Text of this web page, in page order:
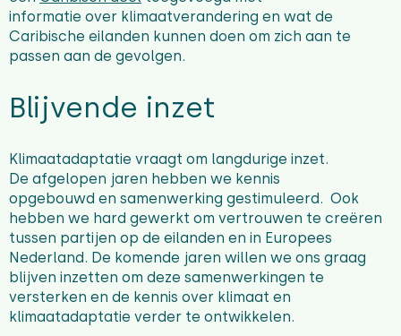
informatie over klimaatverandering en wat de
Caribische eilanden kunnen doen om zich aan te
passen aan de gevolgen.
Blijvende inzet
Klimaatadaptatie vraagt om langdurige inzet.
De afgelopen jaren hebben we kennis
opgebouwd en samenwerking gestimuleerd. Ook
hebben we hard gewerkt om vertrouwen te creëren
tussen partijen op de eilanden en in Europees
Nederland. De komende jaren willen we ons graag
blijven inzetten om deze samenwerkingen te
versterken en de kennis over klimaat en
klimaatadaptatie verder te ontwikkelen.